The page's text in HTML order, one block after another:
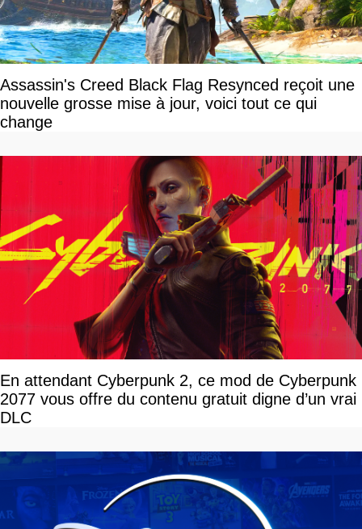
Assassin's Creed Black Flag Resynced reçoit une
nouvelle grosse mise à jour, voici tout ce qui
change
En attendant Cyberpunk 2, ce mod de Cyberpunk
2077 vous offre du contenu gratuit digne d’un vrai
DLC